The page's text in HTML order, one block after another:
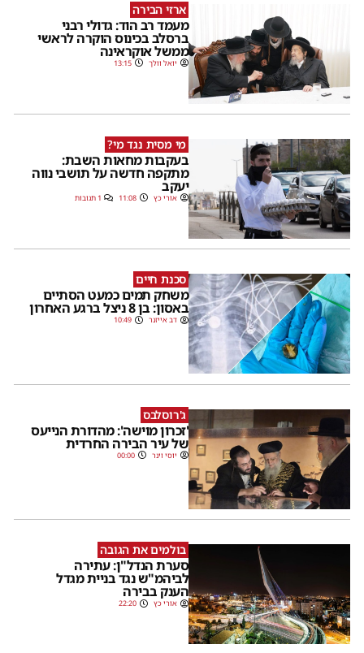
ארזי הבירה
מעמד רב הוד: גדולי רבני
ברסלב בכינוס הוקרה לראשי
ממשל אוקראינה
יואל וולך 13:15
מי מסית נגד מי?
בעקבות מחאות השבת:
מתקפה חדשה על תושבי נווה
יעקב
אורי כץ 11:08 1 תגובות
סכנת חיים
משחק תמים כמעט הסתיים
באסון: בן 8 ניצל ברגע האחרון
דב אייזנר 10:49
ג'רוסלבס
'זכרון מוישה': מהדורת הנייעס
של עיר הבירה החרדית
יוסי וינר 00:00
בולמים את הגובה
סערת הנדל"ן: עתירה
לביהמ"ש נגד בניית מגדל
הענק בבירה
אורי כץ 22:20